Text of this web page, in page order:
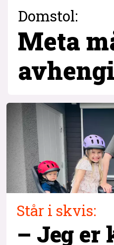
Domstol:
Meta
Står i skvis:
– Jeg er